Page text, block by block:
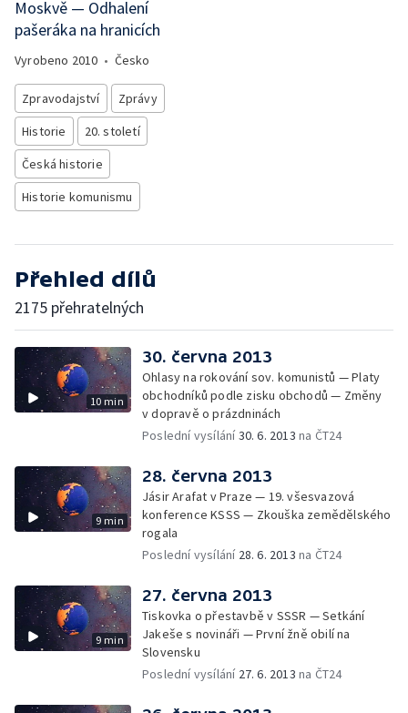
Moskvě — Odhalení
pašeráka na hranicích
Vyrobeno 2010 • Česko
Zpravodajství
Zprávy
Historie
20. století
Česká historie
Historie komunismu
Přehled dílů
2175 přehratelných
10 min
30. června 2013
Ohlasy na rokování sov. komunistů — Platy
obchodníků podle zisku obchodů — Změny
v dopravě o prázdninách
Poslední vysílání30. 6. 2013 na ČT24
9 min
28. června 2013
Jásir Arafat v Praze — 19. všesvazová
konference KSSS — Zkouška zemědělského
rogala
Poslední vysílání 28. 6. 2013 na ČT24
9 min
27. června 2013
Tiskovka o přestavbě v SSSR — Setkání
Jakeše s novináři — První žně obilí na
Slovensku
Poslední vysílání 27. 6. 2013 na ČT24